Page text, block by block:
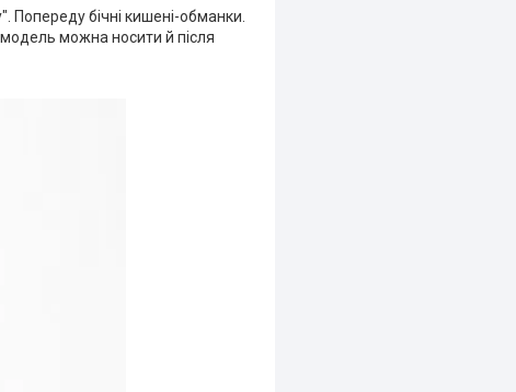
Попереду бічні кишені-обманки.
можна носити й після